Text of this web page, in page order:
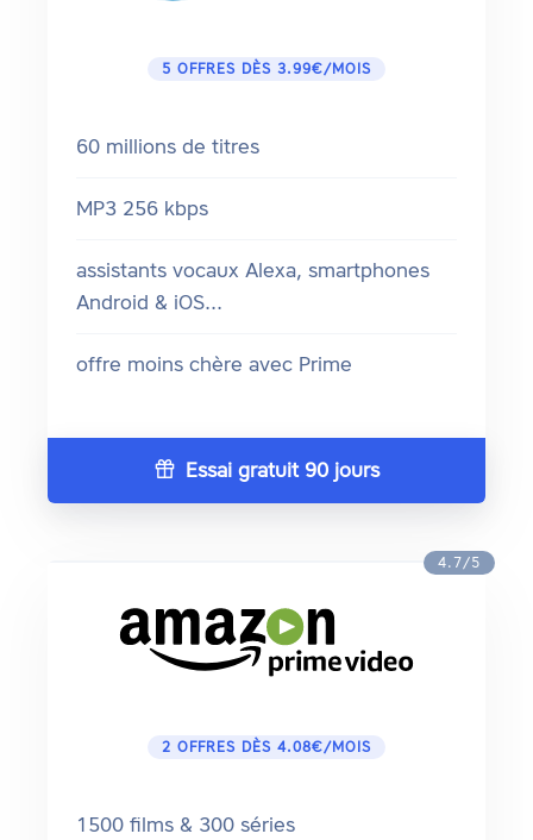
5 OFFRES DÈS 3.99€/MOIS
60 millions de titres
MP3 256 kbps
assistants vocaux Alexa, smartphones
Android & iOS...
offre moins chère avec Prime
Essai gratuit 90 jours
4.7/5
2 OFFRES DÈS 4.08€/MOIS
1500 films & 300 séries